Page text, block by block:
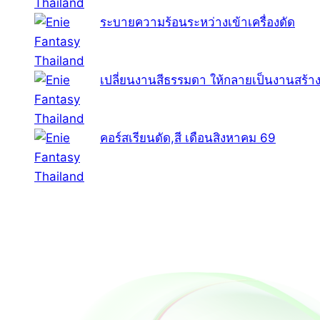
ระบายความร้อนระหว่างเข้าเครื่องดัด
เปลี่ยนงานสีธรรมดา ให้กลายเป็นงานสร้า
คอร์สเรียนดัด,สี เดือนสิงหาคม 69